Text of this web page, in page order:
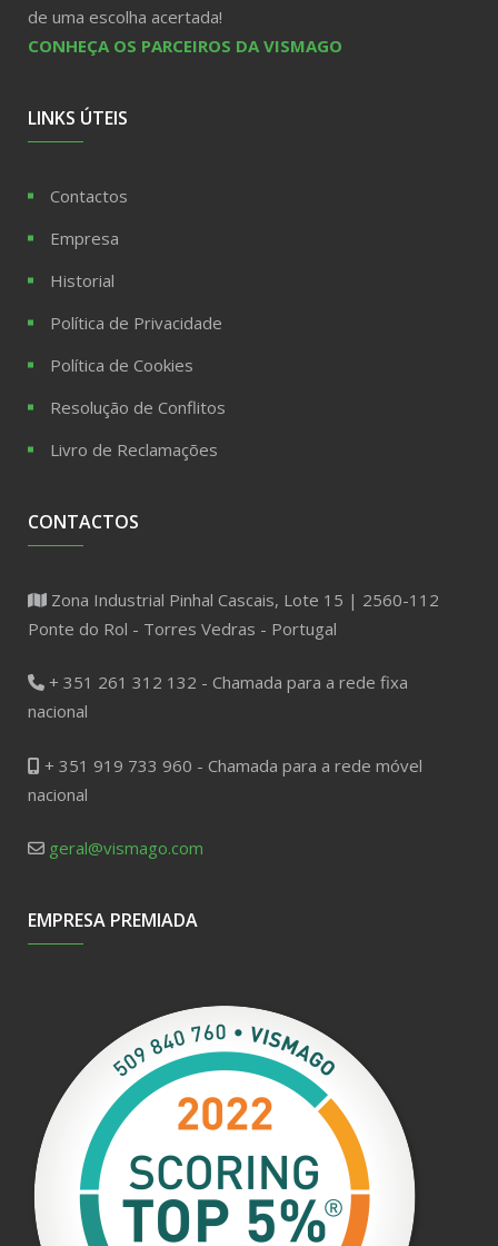
de uma escolha acertada!
CONHEÇA OS PARCEIROS DA VISMAGO
LINKS ÚTEIS
Contactos
Empresa
Historial
Política de Privacidade
Política de Cookies
Resolução de Conflitos
Livro de Reclamações
CONTACTOS
Zona Industrial Pinhal Cascais, Lote 15 | 2560-112
Ponte do Rol - Torres Vedras - Portugal
+ 351 261 312 132 - Chamada para a rede fixa
nacional
+ 351 919 733 960 - Chamada para a rede móvel
nacional
geral@vismago.com
EMPRESA PREMIADA